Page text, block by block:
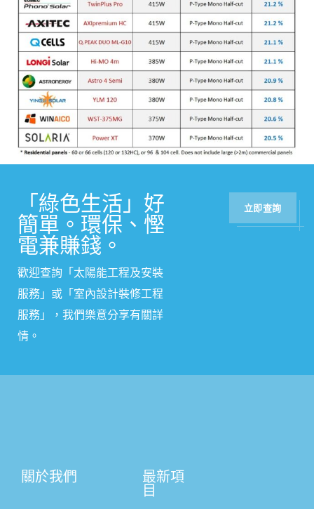
「綠色生活」好
簡單。環保、慳
電兼賺錢。
歡迎查詢「太陽能工程及安裝
服務」或 「 室內設計裝修工程
服務 」
，我們樂意分享有關詳
情。
立即查詢
關於我們 最新項
目